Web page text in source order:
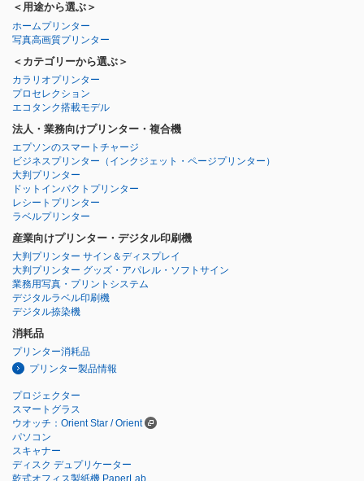
＜用途から選ぶ＞
ホームプリンター
写真高画質プリンター
＜カテゴリーから選ぶ＞
カラリオプリンター
プロセレクション
エコタンク搭載モデル
法人・業務向けプリンター・複合機
エプソンのスマートチャージ
ビジネスプリンター （インクジェット・ページプリンター）
大判プリンター
ドットインパクトプリンター
レシートプリンター
ラベルプリンター
産業向けプリンター・デジタル印刷機
大判プリンター サイン＆ディスプレイ
大判プリンター グッズ・アパレル・ソフトサイン
業務用写真・プリントシステム
デジタルラベル印刷機
デジタル捺染機
消耗品
プリンター消耗品
プリンター製品情報
プロジェクター
スマートグラス
ウオッチ：Orient Star / Orient
パソコン
スキャナー
ディスク デュプリケーター
乾式オフィス製紙機 PaperLab